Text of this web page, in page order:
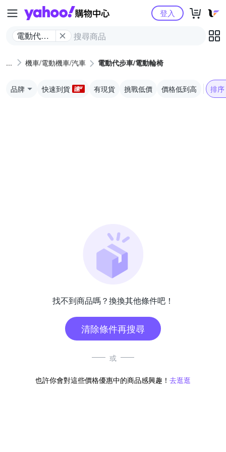
Yahoo購物中心
電動代步
椅
登入
機車/電動機車/汽車 電動代步車/電動輪椅
品牌 快速到貨 有現貨 挑戰低價 價格低到高 排序
找不到商品嗎？換換其他條件吧！
清除條件再搜尋
或
也許你會對這些價格優惠中的商品感興趣！ 去逛逛